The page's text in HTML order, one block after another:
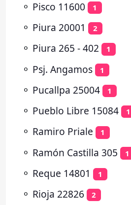
⚬ Pisco 11600 1
⚬ Piura 20001 2
⚬ Piura 265 - 402 1
⚬ Psj. Angamos 1
⚬ Pucallpa 25004 1
⚬ Pueblo Libre 15084 1
⚬ Ramiro Priale 1
⚬ Ramón Castilla 305 1
⚬ Reque 14801 1
⚬ Rioja 22826 2